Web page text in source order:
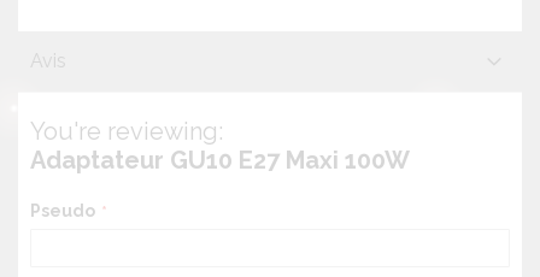
Avis
You're reviewing:
Adaptateur GU10 E27 Maxi 100W
Pseudo